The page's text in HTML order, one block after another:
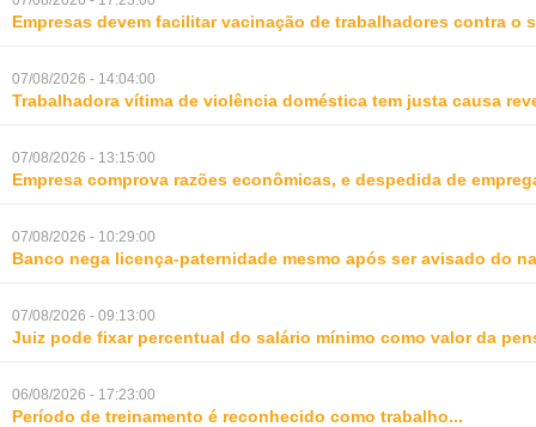
Empresas devem facilitar vacinação de trabalhadores contra o
07/08/2026 - 14:04:00
Trabalhadora vítima de violência doméstica tem justa causa
07/08/2026 - 13:15:00
Empresa comprova razões econômicas, e despedida de
07/08/2026 - 10:29:00
Banco nega licença-paternidade mesmo após ser avisado do
07/08/2026 - 09:13:00
Juiz pode fixar percentual do salário mínimo como valor da
06/08/2026 - 17:23:00
Período de treinamento é reconhecido como trabalho...